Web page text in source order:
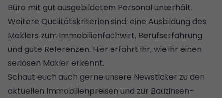
Büro mit gut ausgebildetem Personal unterhält.
Weitere Qualitätskriterien sind: eine Ausbildung des
Maklers zum Immobilienfachwirt, Berufserfahrung
und gute Referenzen. Hier erfahrt ihr, wie ihr einen
seriösen Makler erkennt.
Schaut euch auch gerne unsere Newsticker zu den
aktuellen Immobilienpreisen und zur Bauzinsen-